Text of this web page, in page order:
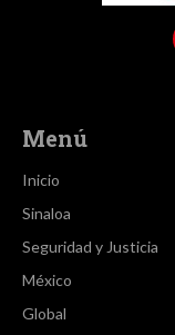
Menú
Inicio
Sinaloa
Seguridad y Justicia
México
Global